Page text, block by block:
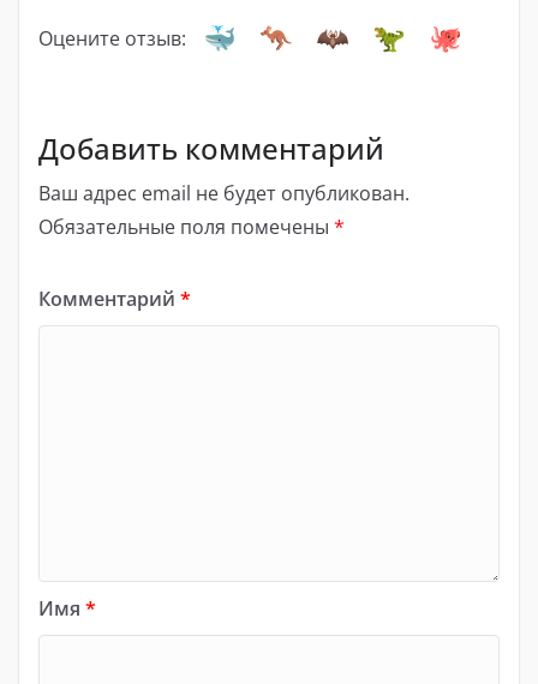
Оцените отзыв:
Добавить комментарий
Ваш адрес email не будет опубликован.
Обязательные поля помечены *
Комментарий *
Имя *